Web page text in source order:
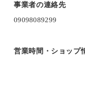
事業者の連絡先
営業時間・ショップ